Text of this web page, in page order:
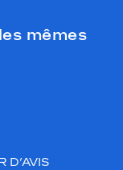
mêmes
D’AVIS